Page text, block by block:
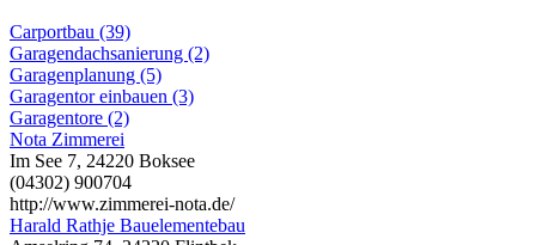
Carportbau (39)
Garagendachsanierung (2)
Garagenplanung (5)
Garagentor einbauen (3)
Garagentore (2)
Nota Zimmerei
Im See 7, 24220 Boksee
(04302) 900704
http://www.zimmerei-nota.de/
Harald Rathje Bauelementebau